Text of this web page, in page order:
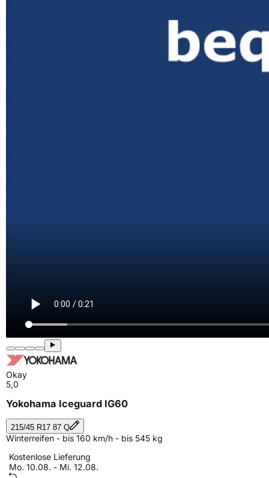
Okay
5,0
Yokohama Iceguard IG60
215/45 R17 87 Q
Winterreifen - bis 160 km/h - bis 545 kg
Kostenlose Lieferung
Mo. 10.08. - Mi. 12.08.